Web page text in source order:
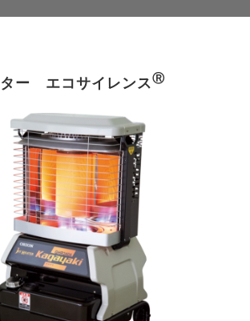
ター エコサイレンスⓇ